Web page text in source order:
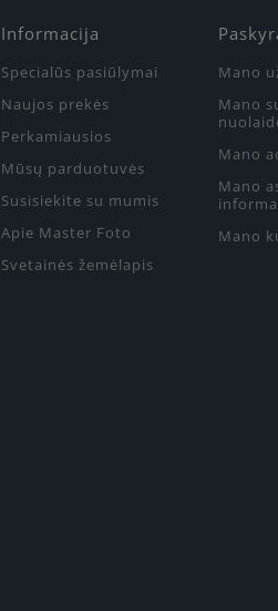
Informacija
Specialūs pasiūlymai
Naujos prekės
Perkamiausios
Mūsų parduotuvės
Susisiekite su mumis
Apie Master Foto
Svetainės žemėlapis
Mano
Mano
Mano
Mano
Mano